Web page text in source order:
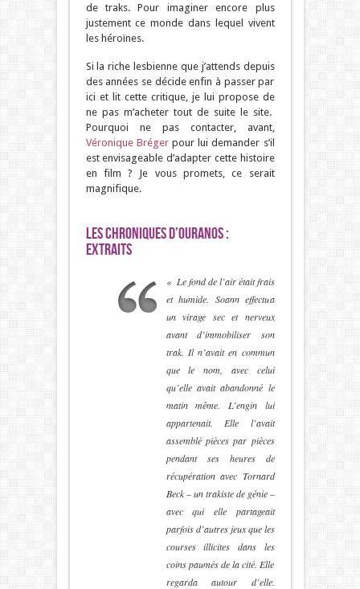
de traks. Pour imaginer encore plus
justement ce monde dans lequel vivent
les héroïnes.
Si la riche lesbienne que j’attends depuis
des années se décide enfin à passer par
ici et lit cette critique, je lui propose de
ne pas m’acheter tout de suite le site.
Pourquoi ne pas contacter, avant,
Véronique Brégerpour lui demander s’il
est envisageable d’adapter cette histoire
en film ? Je vous promets, ce serait
magnifique.
Les Chroniques d’Ouranos :
Extraits
« Le fond de l’air était frais
et humide. Soann effectua
un virage sec et nerveux
avant d’immobiliser son
trak. Il n’avait en commun
que le nom, avec celui
qu’elle avait abandonné le
matin même. L’engin lui
appartenait. Elle l’avait
assemblé pièces par pièces
pendant ses heures de
récupération avec Tornard
Beck – un trakiste de génie –
avec qui elle partageait
parfois d’autres jeux que les
courses illicites dans les
coins paumés de la cité. Elle
regarda autour d’elle.